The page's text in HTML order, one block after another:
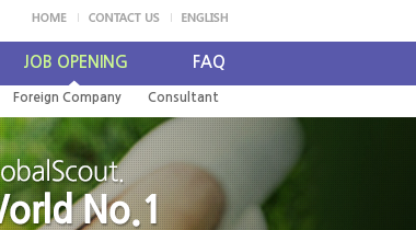
JOB OPENING
Foreign Company Consultant
FAQ